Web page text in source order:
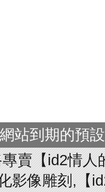
站到期的預
賣【id2情
影像雕刻,【